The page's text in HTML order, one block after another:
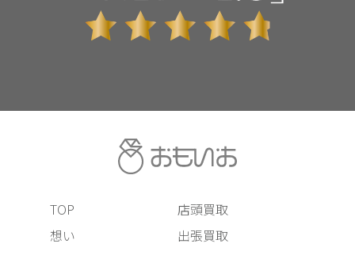
TOP
想い
店頭買取
出張買取